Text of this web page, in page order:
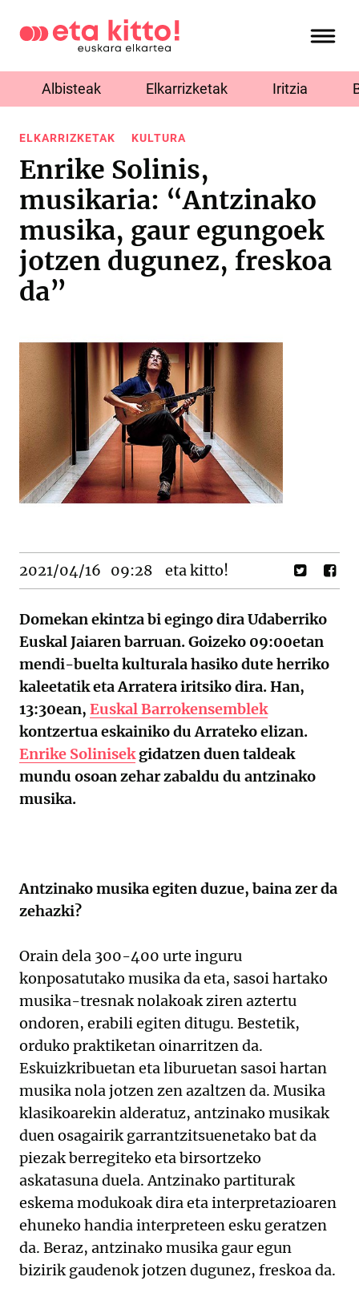
Albisteak Elkarrizketak Iritzia
ELKARRIZKETAK KULTURA
Enrike Solinis,
musikaria: “Antzinako
musika, gaur egungoek
jotzen dugunez, freskoa
da”
2021/04/16 09:28 eta kitto!
Domekan ekintza bi egingo dira Udaberriko
Euskal Jaiaren barruan. Goizeko 09:00etan
mendi-buelta kulturala hasiko dute herriko
kaleetatik eta Arratera iritsiko dira. Han,
13:30ean, Euskal Barrokensemblek
kontzertua eskainiko du Arrateko elizan.
Enrike Solinisekgidatzen duen taldeak
mundu osoan zehar zabaldu du antzinako
musika.
Antzinako musika egiten duzue, baina zer da
zehazki?
Orain dela 300-400 urte inguru
konposatutako musika da eta, sasoi hartako
musika-tresnak nolakoak ziren aztertu
ondoren, erabili egiten ditugu. Bestetik,
orduko praktiketan oinarritzen da.
Eskuizkribuetan eta liburuetan sasoi hartan
musika nola jotzen zen azaltzen da. Musika
klasikoarekin alderatuz, antzinako musikak
duen osagairik garrantzitsuenetako bat da
piezak berregiteko eta birsortzeko
askatasuna duela. Antzinako partiturak
eskema modukoak dira eta interpretazioaren
ehuneko handia interpreteen esku geratzen
da. Beraz, antzinako musika gaur egun
bizirik gaudenok jotzen dugunez, freskoa da.